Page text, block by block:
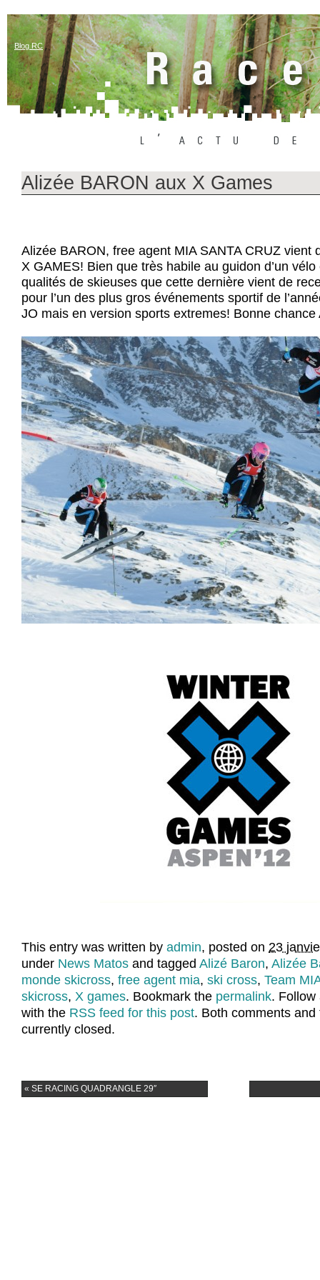
Blog RC
Alizée BARON aux X Games
Alizée BARON, free agent MIA SANTA CRUZ vient
X GAMES! Bien que très habile au guidon d’un vélo
qualités de skieuses que cette dernière vient de
pour l’un des plus gros événements sportif de
JO mais en version sports extremes! Bonne chance
This entry was written by admin, posted on 23
under News Matos and tagged Alizé Baron, Alizée
monde skicross, free agent mia, ski cross, Team
skicross, X games. Bookmark the permalink. Follow
with the RSS feed for this post. Both comments
currently closed.
« SE RACING QUADRANGLE 29″